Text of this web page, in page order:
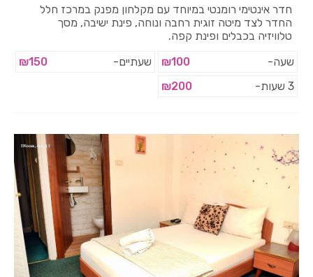
חדר אינטימי רומנטי במיוחד עם מקלחון מפנק במרכז חלל
החדר לצד מיטה זוגית רחבה ונוחה, פינת ישיבה, מסך
טלוויזיה בכבלים ופינת קפה.
שעה-
₪100 שעתיים-
₪150
3 שעות-
₪200